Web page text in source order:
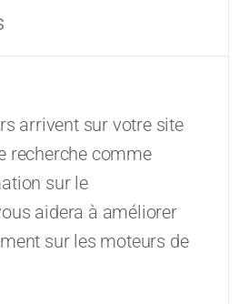
arrivent sur votre site
recherche comme
sur le
aidera à améliorer
sur les moteurs de